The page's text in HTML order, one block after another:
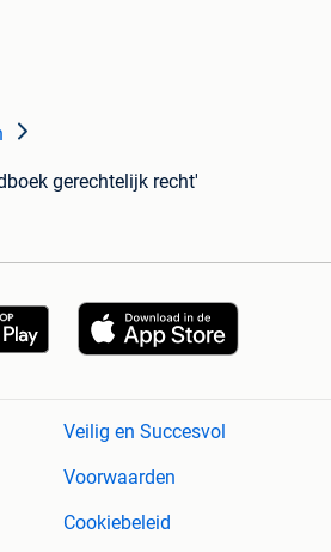
gerechtelijk recht'
Veilig en Succesvol
Voorwaarden
Cookiebeleid